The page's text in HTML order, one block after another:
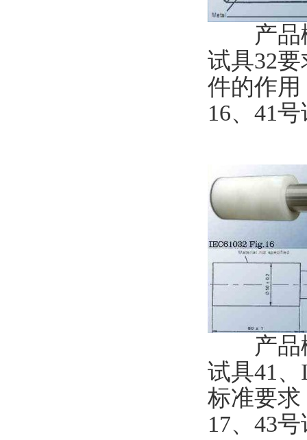
产品概
试具32
件的作
16、41
产品概
试具41、
标准要
17、43